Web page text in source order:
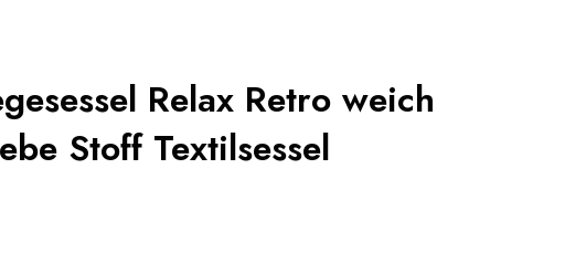
Relax Retro weich
Stoff Textilsessel